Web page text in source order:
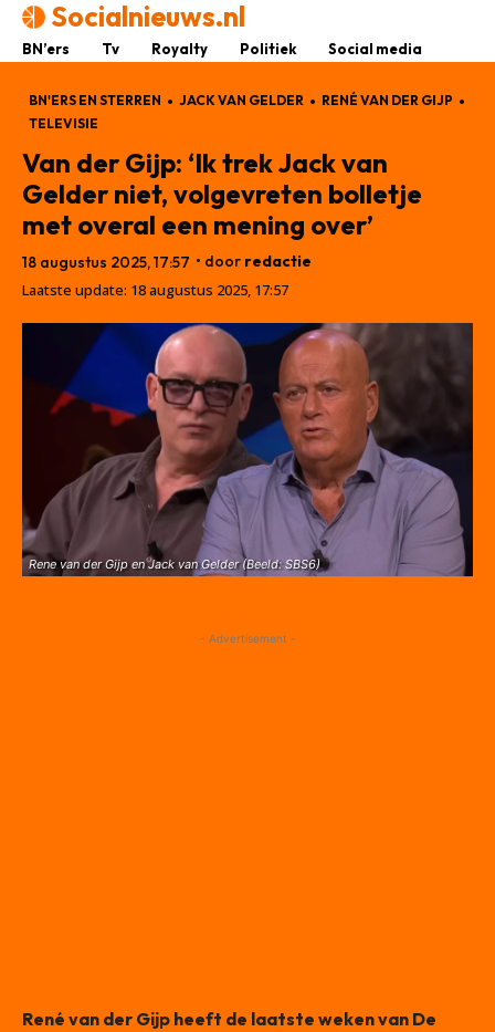
Socialnieuws.nl
BN’ers Tv Royalty Politiek Social media
BN'ERS EN STERREN JACK VAN GELDER
RENÉ VAN DER GIJP
TELEVISIE
Van der Gijp: ‘Ik trek Jack van
Gelder niet, volgevreten bolletje
met overal een mening over’
18 augustus 2025, 17:57 • door redactie
Laatste update: 18 augustus 2025, 17:57
Rene van der Gijp en Jack van Gelder (Beeld: SBS6)
- Advertisement -
René van der Gijp heeft de laatste weken van De